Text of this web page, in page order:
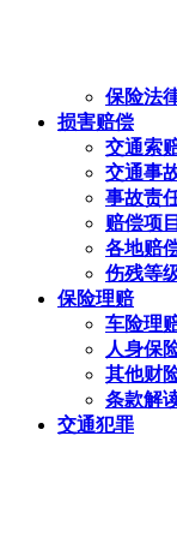
保险法
损害赔偿
交通索
交通事
事故责
赔偿项
各地赔
伤残等
保险理赔
车险理
人身保
其他财
条款解
交通犯罪